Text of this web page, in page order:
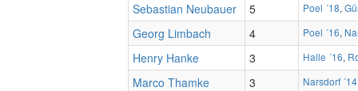
Sebastian Neubauer 5 Poel ´18,
Georg Limbach 4 Poel ´16,
Henry Hanke 3 Halle ´16,
Marco Thamke 3 Narsdorf ´14